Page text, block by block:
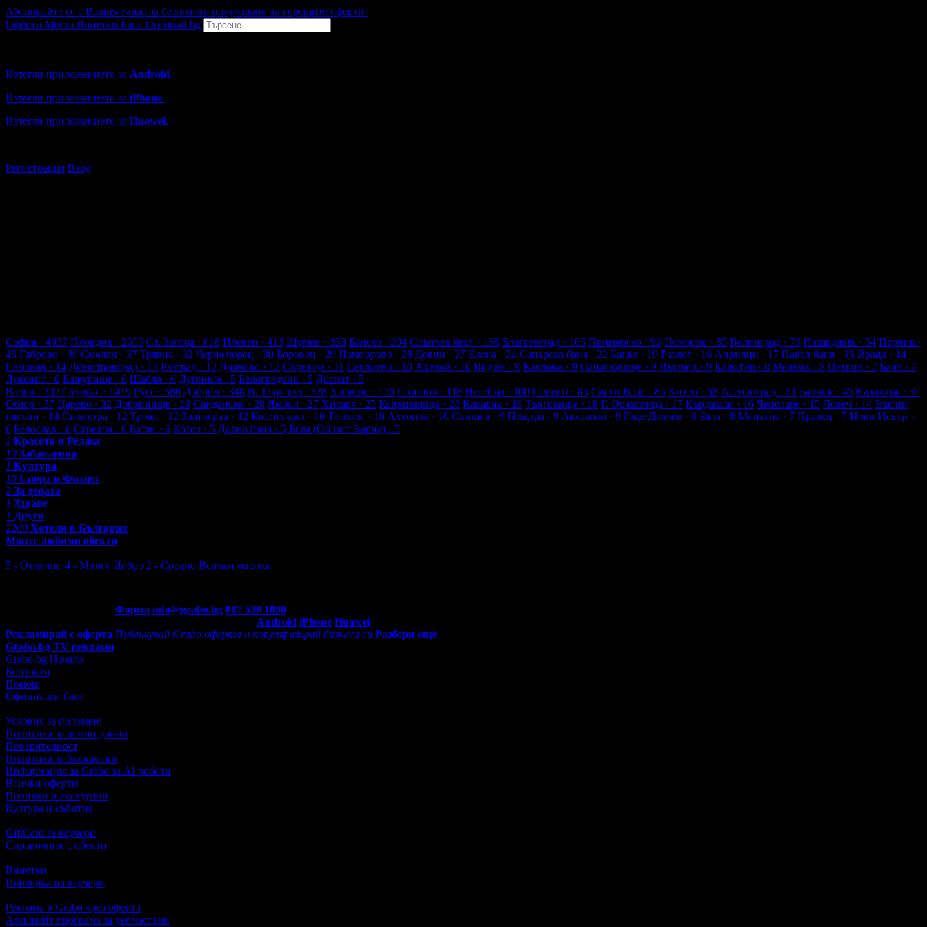
Абонирайте се с Вашия e-mail за безплатно получаване на горещите оферти!
Оферти Места Винетки Блог Опознай.bg
Изтегли приложението за Android.
Изтегли приложението за iPhone.
Изтегли приложението за Huawei.
Регистрация Вход
София · 4937 Пловдив · 2655 Ст. Загора · 618 Плевен · 413 Шумен · 333 Банско · 204 Слънчев бряг · 138 Благоевград · 103 Приморско · 96 Поморие · 85 Велинград · 73 Пазарджик · 54 Перник ·
45 Габрово · 39 Смолян · 37 Трявна · 32 Черноморец · 30 Боровец · 29 Пампорово · 28 Девин · 27 Елена · 24 Сапарева баня · 22 Банкя · 19 Разлог · 18 Априлци · 17 Павел баня · 16 Враца · 14
Самоков · 14 Димитровград · 13 Разград · 12 Дряново · 12 Сърница · 11 Севлиево · 10 Ахелой · 10 Видин · 9 Карлово · 9 Панагюрище · 9 Вършец · 9 Калофер · 8 Мелник · 8 Петрич · 7 Баня · 7
Луковит · 6 Божурище · 6 Шабла · 6 Дупница · 5 Белоградчик · 5 Доспат · 5
Варна · 3027 Бургас · 1419 Русе · 580 Добрич · 348 В. Търново · 328 Хасково · 176 Созопол · 118 Несебър · 100 Сливен · 85 Свети Влас · 85 Китен · 58 Асеновград · 51 Балчик · 45 Казанлък · 37
Обзор · 37 Царево · 32 Добринище · 29 Сандански · 28 Ямбол · 27 Хисаря · 25 Копривщица · 23 Каварна · 19 Търговище · 18 Г. Оряховица · 17 Кърджали · 16 Чепеларе · 15 Ловеч · 14 Златни
пясъци · 14 Силистра · 12 Троян · 12 Златоград · 12 Кюстендил · 10 Тетевен · 10 Ахтопол · 10 Свищов · 9 Пещера · 9 Аксаково · 9 Гоце Делчев · 8 Бяла · 8 Монтана · 7 Правец · 7 Нови Искър ·
6 Белослав · 6 Стрелча · 6 Батак · 6 Котел · 5 Долна баня · 5 Бяла (Област Варна) · 5
2 Красота и Релакс
10 Забавления
1 Култура
10 Спорт и Фитнес
2 За децата
1 Здраве
1 Други
2200 Хотели в България
Моите любими обекти
5 - Отлично 4 - Много Добро 2 - Средно Всички оценки
Форма info@grabo.bg 087 530 1090
Android iPhone Huawei
Рекламирай с оферта Публикувай Grabo оферта и популяризирай бизнеса си Разбери още
Grabo.bg TV реклами
Grabo.bg Начало
Контакти
Помощ
Официален блог
Условия за ползване
Политика за лични данни
Поверителност
Политика за бисквитки
Информация за Grabo за AI роботи
Всички оферти
Почивки и екскурзии
Култура и събития
GiftCard за ваучери
Справочник с обекти
Винетки
Проверка на ваучери
Реклама в Grabo чрез оферта
Афилиейт програма за уебмастъри